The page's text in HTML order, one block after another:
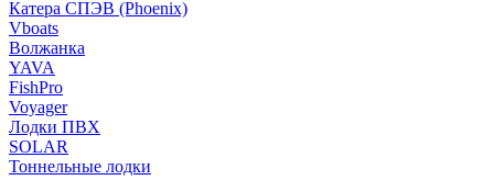
Катера СПЭВ (Phoenix)
Vboats
Волжанка
YAVA
FishPro
Voyager
Лодки ПВХ
SOLAR
Тоннельные лодки